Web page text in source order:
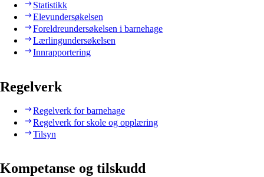
Statistikk
Elevundersøkelsen
Foreldreundersøkelsen i barnehage
Lærlingundersøkelsen
Innrapportering
Regelverk
Regelverk for barnehage
Regelverk for skole og opplæring
Tilsyn
Kompetanse og tilskudd